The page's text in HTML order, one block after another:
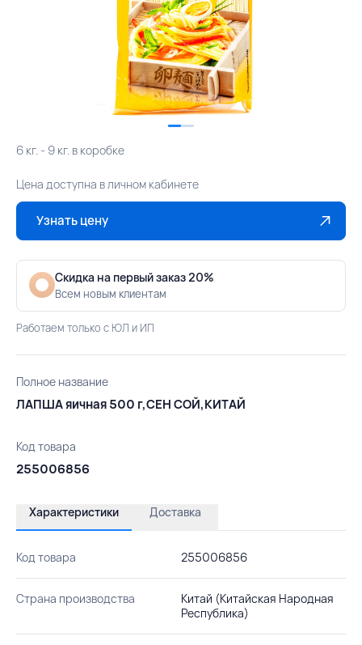
6 кг. - 9 кг. в коробке
Цена доступна в личном кабинете
Узнать цену
Скидка на первый заказ 20%
Всем новым клиентам
Работаем только с ЮЛ и ИП
Полное название
ЛАПША яичная 500 г,СЕН СОЙ,КИТАЙ
Код товара
255006856
Характеристики Доставка
Код товара 255006856
Страна производства
Китай (Китайская Народная
Республика)